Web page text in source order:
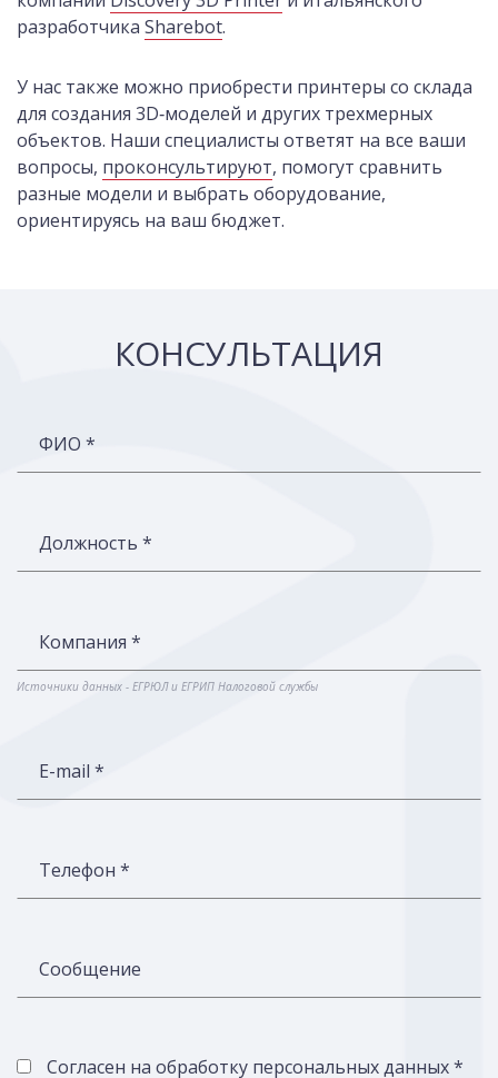
разработчика Sharebot.
У нас также можно приобрести принтеры со склада
для создания 3D‑моделей и других трехмерных
объектов. Наши специалисты ответят на все ваши
вопросы, проконсультируют, помогут сравнить
разные модели и выбрать оборудование,
ориентируясь на ваш бюджет.
КОНСУЛЬТАЦИЯ
ФИО *
Должность *
Компания *
Источники данных - ЕГРЮЛ и ЕГРИП Налоговой службы
E-mail *
Телефон *
Сообщение
Согласен на обработку персональных данных *